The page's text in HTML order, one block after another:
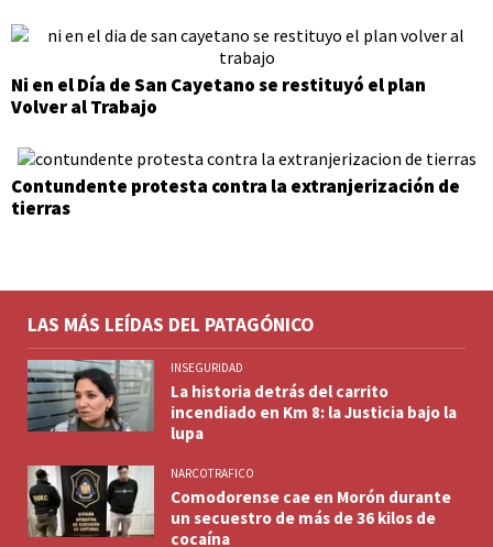
Ni en el Día de San Cayetano se restituyó el plan
Volver al Trabajo
Contundente protesta contra la extranjerización de
tierras
LAS MÁS LEÍDAS DEL PATAGÓNICO
INSEGURIDAD
La historia detrás del carrito
incendiado en Km 8: la Justicia bajo la
lupa
NARCOTRAFICO
Comodorense cae en Morón durante
un secuestro de más de 36 kilos de
cocaína